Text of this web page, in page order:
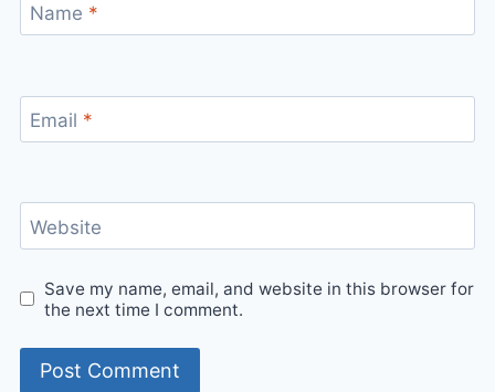
Name *
Email *
Website
Save my name, email, and website in this browser for
the next time I comment.